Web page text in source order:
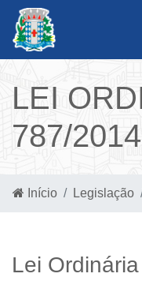
LEI
787/2014
Início Legislação
Lei